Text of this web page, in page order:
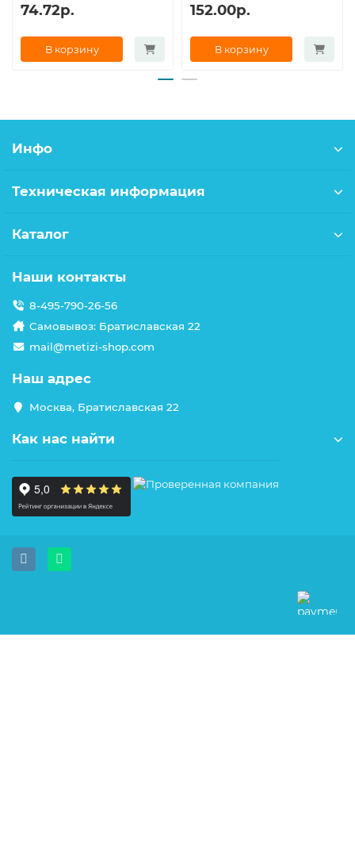
74.72р.
В корзину
152.00р.
В корзину
Инфо
Техническая информация
Каталог
Наши контакты
8-495-790-26-56
Самовывоз: Братиславская 22
mail@metizi-shop.com
Наш адрес
Москва, Братиславская 22
Как нас найти